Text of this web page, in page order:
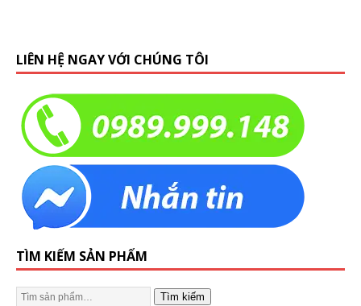
LIÊN HỆ NGAY VỚI CHÚNG TÔI
TÌM KIẾM SẢN PHẨM
Tìm kiếm